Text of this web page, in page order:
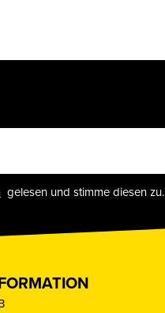
gelesen und stimme diesen zu.